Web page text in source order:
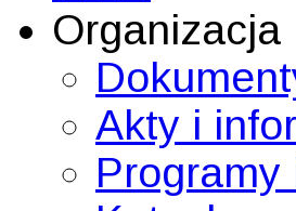
Organizacja
Akty i